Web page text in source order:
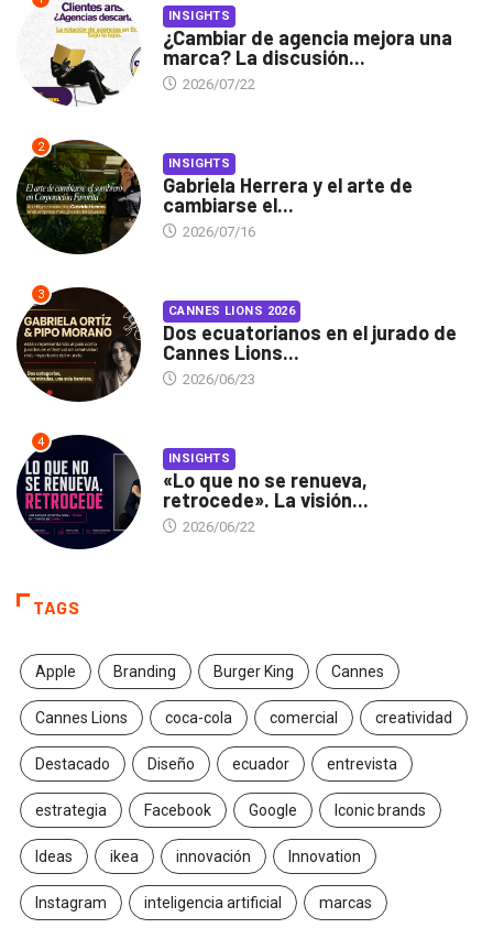
INSIGHTS
¿Cambiar de agencia mejora una
marca? La discusión...
2026/07/22
2
INSIGHTS
Gabriela Herrera y el arte de
cambiarse el...
2026/07/16
3
CANNES LIONS 2026
Dos ecuatorianos en el jurado de
Cannes Lions...
2026/06/23
4
INSIGHTS
«Lo que no se renueva,
retrocede». La visión...
2026/06/22
TAGS
Apple Branding Burger King Cannes
Cannes Lions coca-cola comercial creatividad
Destacado Diseño ecuador entrevista
estrategia Facebook Google Iconic brands
Ideas ikea innovación Innovation
Instagram inteligencia artificial marcas